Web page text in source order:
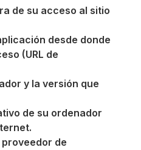
de su acceso al sitio
desde donde
(URL de
y la versión que
de su ordenador
proveedor de